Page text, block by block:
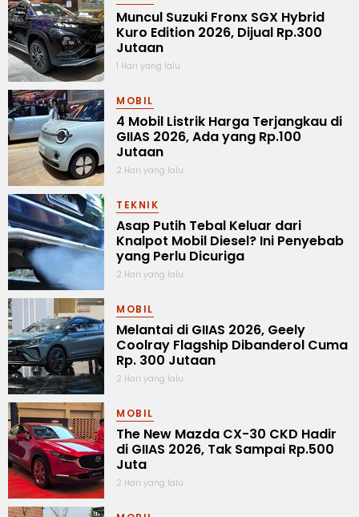
Muncul Suzuki Fronx SGX Hybrid
Kuro Edition 2026, Dijual Rp.300
Jutaan
1 Hari yang lalu
MOBIL
4 Mobil Listrik Harga Terjangkau di
GIIAS 2026, Ada yang Rp.100
Jutaan
2 Hari yang lalu
TEKNIK
Asap Putih Tebal Keluar dari
Knalpot Mobil Diesel? Ini Penyebab
yang Perlu Dicuriga
2 Hari yang lalu
MOBIL
Melantai di GIIAS 2026, Geely
Coolray Flagship Dibanderol Cuma
Rp. 300 Jutaan
2 Hari yang lalu
MOBIL
The New Mazda CX-30 CKD Hadir
di GIIAS 2026, Tak Sampai Rp.500
Juta
2 Hari yang lalu